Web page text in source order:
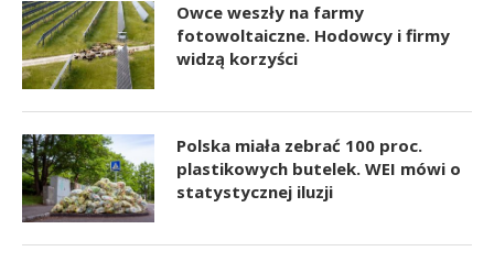
Owce weszły na farmy
fotowoltaiczne. Hodowcy i firmy
widzą korzyści
Polska miała zebrać 100 proc.
plastikowych butelek. WEI mówi o
statystycznej iluzji